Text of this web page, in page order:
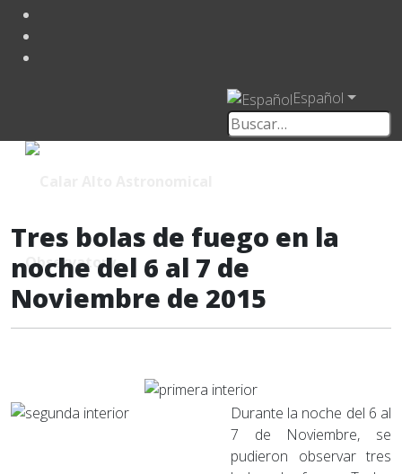
Español
Tres bolas de fuego en la
noche del 6 al 7 de
Noviembre de 2015
Durante la noche del 6 al
7 de Noviembre, se
pudieron observar tres